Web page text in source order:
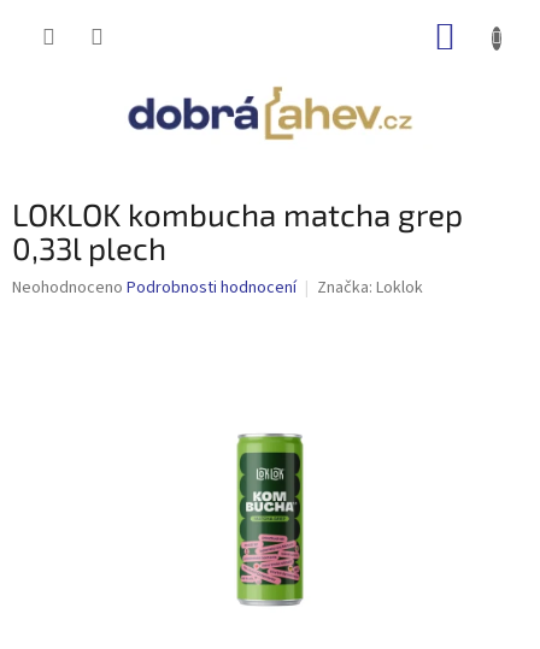
LOKLOK kombucha matcha grep
0,33l plech
Průměrné
Neohodnoceno Podrobnosti hodnocení Značka: Loklok